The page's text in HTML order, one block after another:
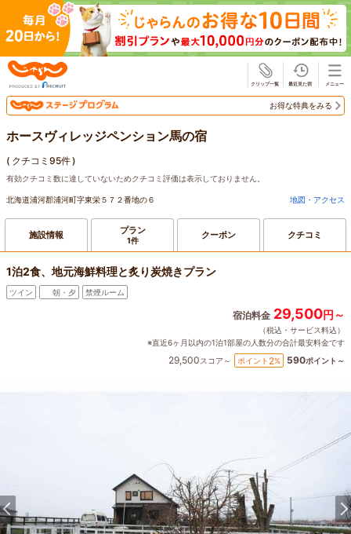
お得な特典をみる
ホースヴィレッジペンション馬の宿
( クチコミ95件)
有効クチコミ数に達していないためクチコミ評価は表示しておりません。
北海道浦河郡浦河町字東栄５７２番地の６ 地図・アクセス
施設情報 プラン
1件 クーポン クチコミ
1泊2食、地元海鮮料理と炙り炭焼きプラン
ツイン 朝・夕 禁煙ルーム
宿泊料金 29,500円～
（税込・サービス料込）
※直近6ヶ月以内の1泊1部屋の人数分の合計最安料金です
29,500スコア～ ポイント 2% 590ポイント～